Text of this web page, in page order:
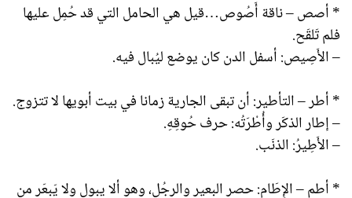
* أصص – ناقة أَصُوص…قيل هي الحامل التي قد حُمِل عليها
فلم تَلقَح.
– الأَصِيص: أسفل الدن كان يوضع ليُبال فيه.
* أطر – التأطير: أن تبقى الجارية زمانا في بيت أبويها لا تتزوج.
– إطار الذكَر وأُطْرَتُه: حرف حُوقِهِ.
– الأَطِيرُ: الذنَب.
* أطم – الإِطَام: حصر البعير والرجُل، وهو ألا يبول ولا يَبعَر من